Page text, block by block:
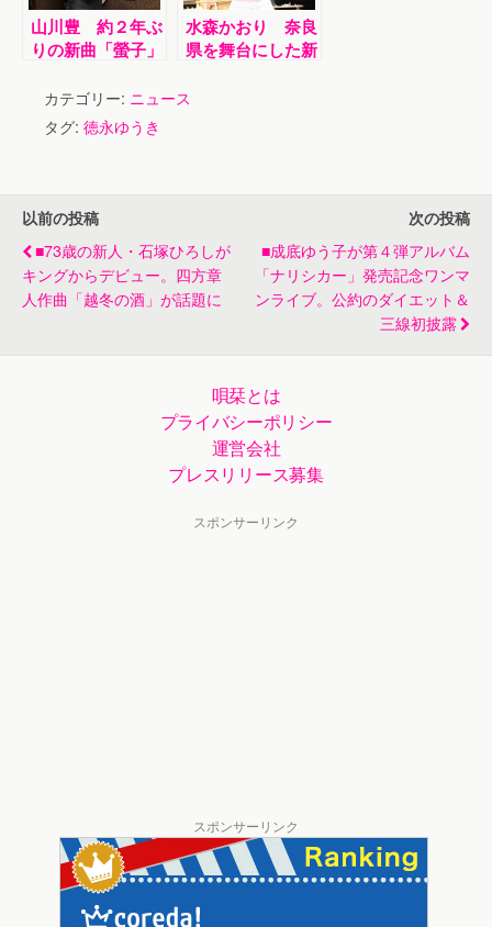
山川豊 約２年ぶ
りの新曲「螢子」
ト！カラオケスナ
ック「螢子」を一
日限定開店
水森かおり 奈良
県を舞台にした新
発売記念イベント
カテゴリー: ニュース
タグ: 徳永ゆうき
以前の投稿
■73歳の新人・石塚ひろしが
キングからデビュー。四方章
人作曲「越冬の酒」が話題に
次の投稿
■成底ゆう子が第４弾アルバム
「ナリシカー」発売記念ワンマ
ンライブ。公約のダイエット＆
三線初披露
唄栞とは
プライバシーポリシー
運営会社
プレスリリース募集
スポンサーリンク
スポンサーリンク